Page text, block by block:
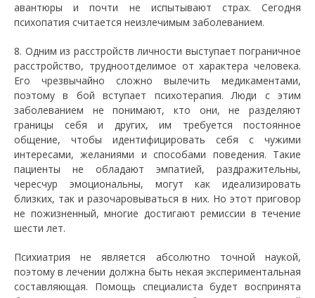
авантюры и почти не испытывают страх. Сегодня
психопатия считается неизлечимым заболеванием.
8. Одним из расстройств личности выступает пограничное
расстройство, трудноотделимое от характера человека.
Его чрезвычайно сложно вылечить медикаментами,
поэтому в бой вступает психотерапия. Люди с этим
заболеванием не понимают, кто они, не разделяют
границы себя и других, им требуется постоянное
общение, чтобы идентифицировать себя с чужими
интересами, желаниями и способами поведения. Такие
пациенты не обладают эмпатией, раздражительны,
чересчур эмоциональны, могут как идеализировать
близких, так и разочаровываться в них. Но этот приговор
не пожизненный, многие достигают ремиссии в течение
шести лет.
Психиатрия не является абсолютно точной наукой,
поэтому в лечении должна быть некая экспериментальная
составляющая. Помощь специалиста будет воспринята